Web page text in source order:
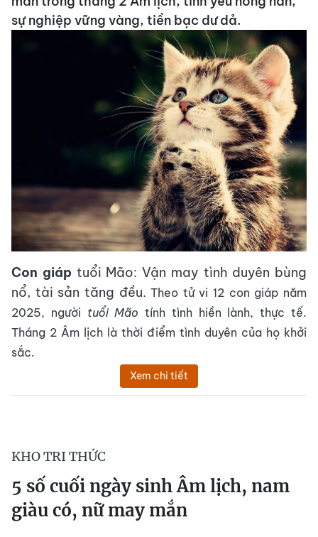
sự nghiệp vững vàng, tiền bạc dư dả.
Con giáp tuổi Mão: Vận may tình duyên bùng
nổ, tài sản tăng đều.Theo tử vi 12 con giáp năm
2025, người tuổi Mão tính tình hiền lành, thực tế.
Tháng 2 Âm lịch là thời điểm tình duyên của họ khởi
sắc.
Xem chi tiết
KHO TRI THỨC
5 số cuối ngày sinh Âm lịch, nam
giàu có, nữ may mắn